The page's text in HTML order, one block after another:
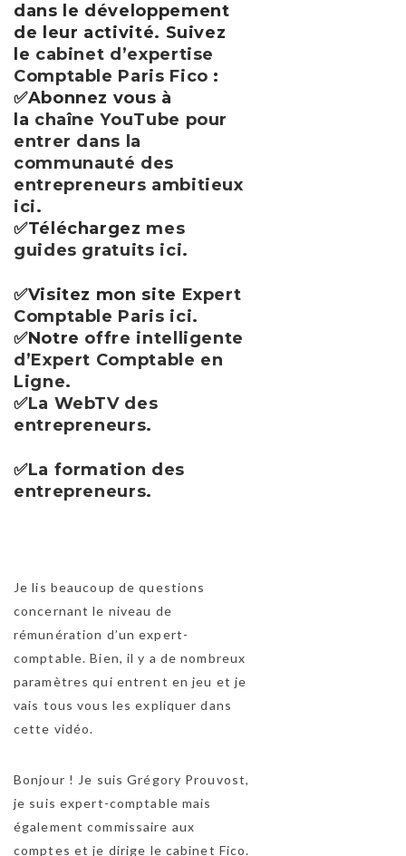
dans le développement
de leur activité. Suivez
le cabinet d’expertise
Comptable Paris Fico :
✅Abonnez vous à
la chaîne YouTube pour
entrer dans la
communauté des
entrepreneurs ambitieux
ici.
✅Téléchargez mes
guides gratuits ici.
✅Visitez mon site Expert
Comptable Paris ici.
✅Notre offre intelligente
d’Expert Comptable en
Ligne.
✅La WebTV des
entrepreneurs.
✅La formation des
entrepreneurs.
Je lis beaucoup de questions
concernant le niveau de
rémunération d’un expert-
comptable. Bien, il y a de nombreux
paramètres qui entrent en jeu et je
vais tous vous les expliquer dans
cette vidéo.
Bonjour ! Je suis Grégory Prouvost,
je suis expert-comptable mais
également commissaire aux
comptes et je dirige le cabinet Fico.